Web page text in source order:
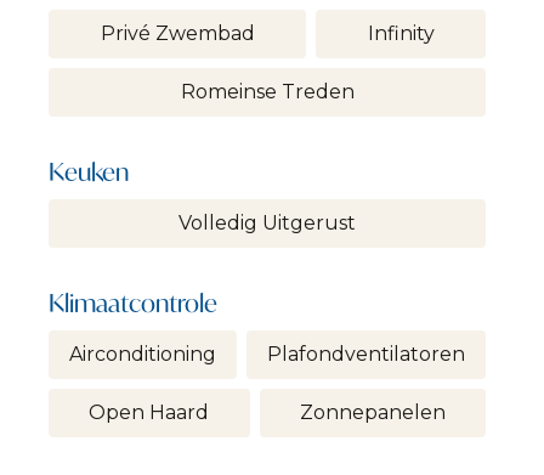
Privé Zwembad Infinity
Romeinse Treden
Keuken
Volledig Uitgerust
Klimaatcontrole
Airconditioning Plafondventilatoren
Open Haard Zonnepanelen